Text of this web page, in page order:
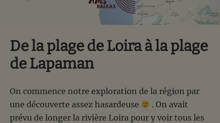
De la plage de Loira à la plage
de Lapaman
On commence notre exploration de la région par
une découverte assez hasardeuse
. On avait
prévu de longer la rivière Loira pour y voir tous les